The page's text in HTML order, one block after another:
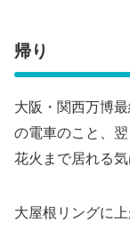
帰り
大阪・関西万博
の電車のこと、
花火まで居れる気
大屋根リングに